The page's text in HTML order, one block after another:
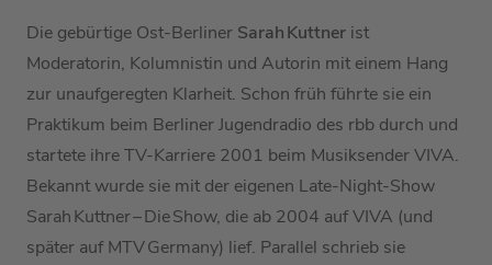
Die gebürtige Ost-Berliner Sarah Kuttner ist
Moderatorin, Kolumnistin und Autorin mit einem Hang
zur unaufgeregten Klarheit. Schon früh führte sie ein
Praktikum beim Berliner Jugendradio des rbb durch und
startete ihre TV-Karriere 2001 beim Musiksender VIVA.
Bekannt wurde sie mit der eigenen Late-Night-Show
Sarah Kuttner – Die Show, die ab 2004 auf VIVA (und
später auf MTV Germany) lief. Parallel schrieb sie